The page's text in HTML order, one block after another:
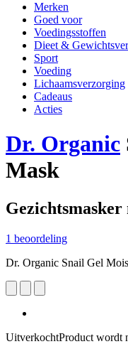
Merken
Goed voor
Voedingsstoffen
Dieet &
Sport
Voeding
Lichaamsverzorging
Cadeaus
Acties
Dr. Organic
Mask
1 beoordeling
Dr. Organic Snail Gel
UitverkochtProduct wordt